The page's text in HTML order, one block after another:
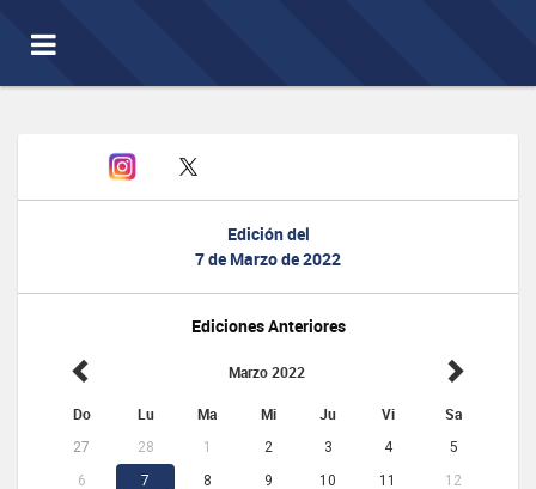
Toggle
navigation
Edición del
7 de Marzo de 2022
Ediciones Anteriores
Marzo 2022
Do Lu Ma Mi Ju Vi Sa
27 28 1 2 3 4
5
6
7 8 9 10 11
12